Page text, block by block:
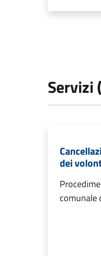
Servizi
dei
comunale